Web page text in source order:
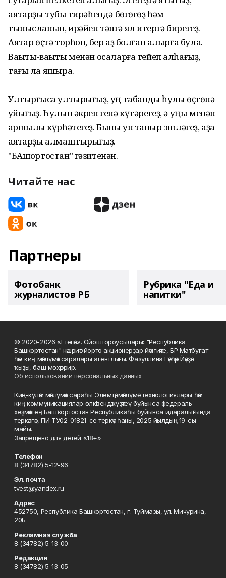
аяҡтарҙы тубыҡ тирәһендә бөгөгөҙ һәм
тынысланып, ирәйеп тәнгә ял итергә бирегеҙ.
Аяҡтар өҫтә торһон, бер аҙ болғап алырға була.
Ваҡыты-ваҡыты менән осаларға тейеп алһағыҙ,
тағы ла яҡшыраҡ.
Ултырғысҡа ултырығыҙ, уң табанды һулы өҫтөнә
ҡуйығыҙ. Һулын әкрен генә күтәрегеҙ, ә уңы менән
ҡаршылыҡ күрһәтегеҙ. Быны ун тапҡыр эшләгеҙ, аҙаҡ
аяҡтарҙы алмаштырығыҙ.
"БАшҡортостан" гәзитенән.
Читайте нас
Партнеры
Фотобанк
журналистов РБ
Рубрика "Еда и
напитки"
© 2020-2026 «Етегән». Ойоштороусылары: "Республика
Башкортостан" нәшриәт йорто акционерҙар йәмғиәте, БР Матбуғат
һәм киң мәғлүмәт саралары агентлығы. Фазуллина Гәүһәр Йәүҙәт
ҡыҙы, баш мөхәррир.
Об использовании персональных данных
Киң-күләм мәғлүмәт сараһы Элемтә, мәғлүмәт технологиялары һәм
киң коммуникациялар өлкәһендә күҙәтеү буйынса федераль
хеҙмәттең Башҡортостан Республикаһы буйынса идаралығында
теркәлгән, ПИ ТУ02-01821-се теркәү һаны, 2025 йылдың 19-сы
майы.
Запрещено для детей «18+»
Телефон
8 (34782) 5-12-96
Эл. почта
tvest@yandex.ru
Адрес
452750, Республика Башкортостан, г. Туймазы, ул. Мичурина,
20Б
Рекламная служба
8 (34782) 5-13-00
Редакция
8 (34782) 5-13-05